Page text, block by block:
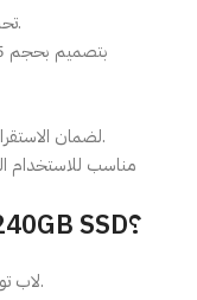
تحسين أوقات الإقلاع وفتح البرامج بشكل ملحوظ.
موثوقية عالية واختبارات صارمة من Crucial لضمان الاستقرار.
🎯 ليه تختار Crucial BX500 240GB SSD؟
هارد ssd لاب توب بسعر اقتصادي مقابل الأداء العالي.